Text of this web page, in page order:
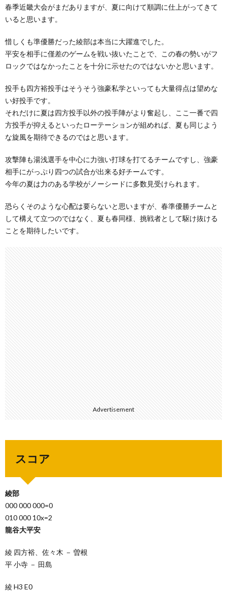
春季近畿大会がまだありますが、夏に向けて順調に仕上がってきて
いると思います。
惜しくも準優勝だった綾部は本当に大躍進でした。
平安を相手に僅差のゲームを戦い抜いたことで、この春の勢いがフ
ロックではなかったことを十分に示せたのではないかと思います。
投手も四方裕投手はそうそう強豪私学といっても大量得点は望めな
い好投手です。
それだけに夏は四方投手以外の投手陣がより奮起し、ここ一番で四
方投手が抑えるといったローテーションが組めれば、夏も同じよう
な旋風を期待できるのではと思います。
攻撃陣も湯浅選手を中心に力強い打球を打てるチームですし、強豪
相手にがっぷり四つの試合が出来る好チームです。
今年の夏は力のある学校がノーシードに多数見受けられます。
恐らくそのような心配は要らないと思いますが、春準優勝チームと
して構えて立つのではなく、夏も春同様、挑戦者として駆け抜ける
ことを期待したいです。
Advertisement
スコア
綾部
000 000 000=0
010 000 10x=2
龍谷大平安
綾 四方裕、佐々木 － 曽根
平 小寺 － 田島
綾 H3 E0